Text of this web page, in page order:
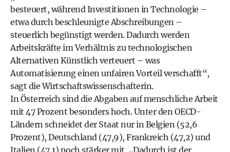
besteuert, während Investitionen in Technologie –
etwa durch beschleunigte Abschreibungen –
steuerlich begünstigt werden. Dadurch werden
Arbeitskräfte im Verhältnis zu technologischen
Alternativen Künstlich verteuert – was
Automatisierung einen unfairen Vorteil verschafft“,
sagt die Wirtschaftswissenschafterin.
In Österreich sind die Abgaben auf menschliche Arbeit
mit 47 Prozent besonders hoch. Unter den OECD-
Ländern schneidet der Staat nur in Belgien (52,6
Prozent), Deutschland (47,9), Frankreich (47,2) und
Italien (47,1) noch stärker mit. „Dadurch ist der